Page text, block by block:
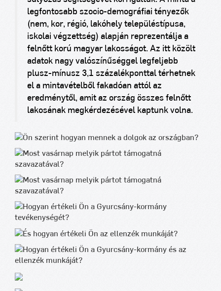
legfontosabb szocio­-demográfiai tényezők
(nem, kor, régió, lakóhely településtípusa,
iskolai végzettség) alapján reprezentálja a
felnőtt korú magyar lakosságot. Az itt közölt
adatok nagy valószínűséggel legfeljebb
plusz-mínusz 3,1 százalékponttal térhetnek
el a mintavételből fakadóan attól az
eredménytől, amit az ország összes felnőtt
lakosának megkérdezésével kaptunk volna.